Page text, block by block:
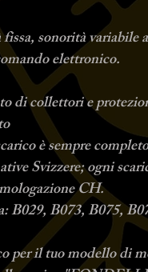
sonorità variabile
elettronico.
di collettori e
è sempre
Svizzere; ogni
CH.
B029, B073, B075,
per il tuo modello di